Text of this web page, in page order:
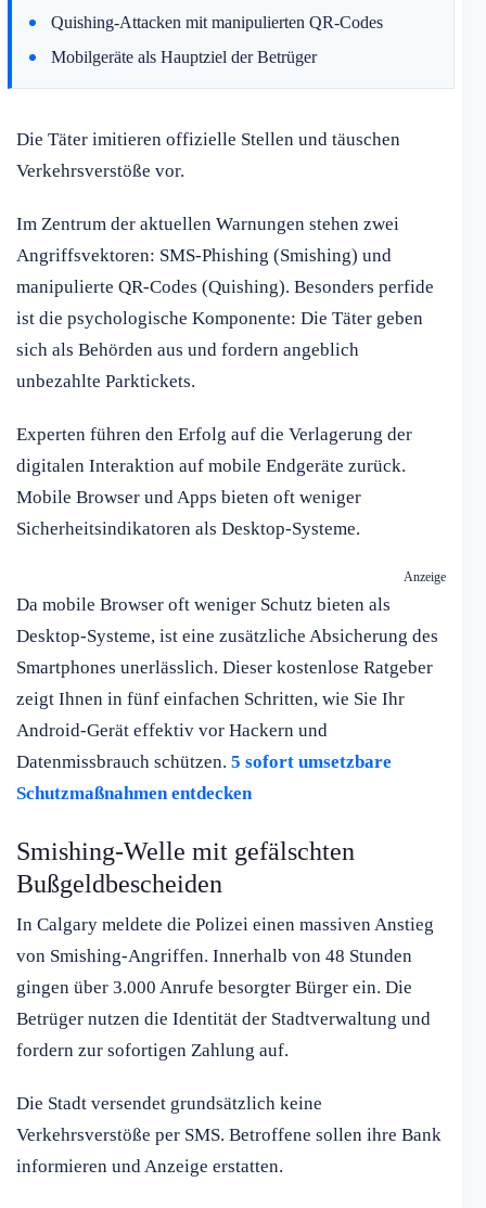
Quishing-Attacken mit manipulierten QR-Codes
Mobilgeräte als Hauptziel der Betrüger
Die Täter imitieren offizielle Stellen und täuschen
Verkehrsverstöße vor.
Im Zentrum der aktuellen Warnungen stehen zwei
Angriffsvektoren: SMS-Phishing (Smishing) und
manipulierte QR-Codes (Quishing). Besonders perfide
ist die psychologische Komponente: Die Täter geben
sich als Behörden aus und fordern angeblich
unbezahlte Parktickets.
Experten führen den Erfolg auf die Verlagerung der
digitalen Interaktion auf mobile Endgeräte zurück.
Mobile Browser und Apps bieten oft weniger
Sicherheitsindikatoren als Desktop-Systeme.
Anzeige
Da mobile Browser oft weniger Schutz bieten als
Desktop-Systeme, ist eine zusätzliche Absicherung des
Smartphones unerlässlich. Dieser kostenlose Ratgeber
zeigt Ihnen in fünf einfachen Schritten, wie Sie Ihr
Android-Gerät effektiv vor Hackern und
Datenmissbrauch schützen. 5 sofort umsetzbare
Schutzmaßnahmen entdecken
Smishing-Welle mit gefälschten
Bußgeldbescheiden
In Calgary meldete die Polizei einen massiven Anstieg
von Smishing-Angriffen. Innerhalb von 48 Stunden
gingen über 3.000 Anrufe besorgter Bürger ein. Die
Betrüger nutzen die Identität der Stadtverwaltung und
fordern zur sofortigen Zahlung auf.
Die Stadt versendet grundsätzlich keine
Verkehrsverstöße per SMS. Betroffene sollen ihre Bank
informieren und Anzeige erstatten.